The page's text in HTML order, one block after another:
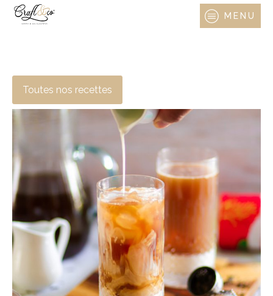
MENU
Toutes nos recettes